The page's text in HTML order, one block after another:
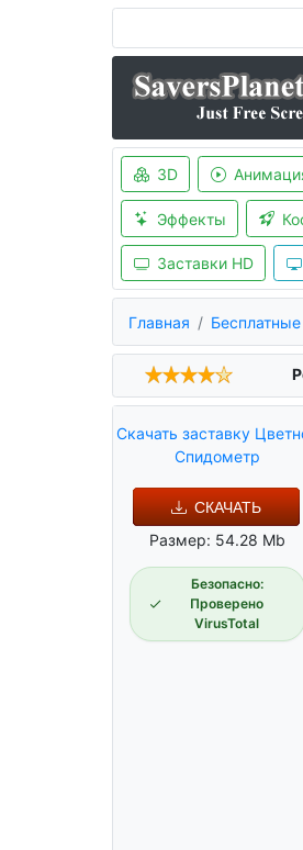
3D
Эффекты
Заставки HD
Главная
Скачать заставку
Спидометр
СКАЧАТЬ
Размер: 54.28 Mb
Безопасно:
Проверено
VirusTotal